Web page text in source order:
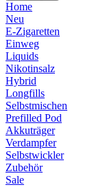
Home
Neu
E-Zigaretten
Einweg
Liquids
Nikotinsalz
Hybrid
Longfills
Selbstmischen
Prefilled Pod
Akkuträger
Verdampfer
Selbstwickler
Zubehör
Sale